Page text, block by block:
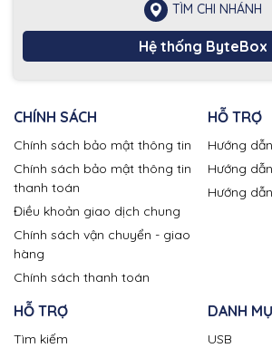
TÌM CHI NHÁNH
Hệ thống ByteBox
CHÍNH SÁCH
Chính sách bảo mật thông tin
Chính sách bảo mật thông tin
thanh toán
Điều khoản giao dịch chung
Chính sách vận chuyển - giao
hàng
Chính sách thanh toán
HỖ TRỢ
Hướng
Hướng
Hướng
HỖ TRỢ
Tìm kiếm
DANH
USB